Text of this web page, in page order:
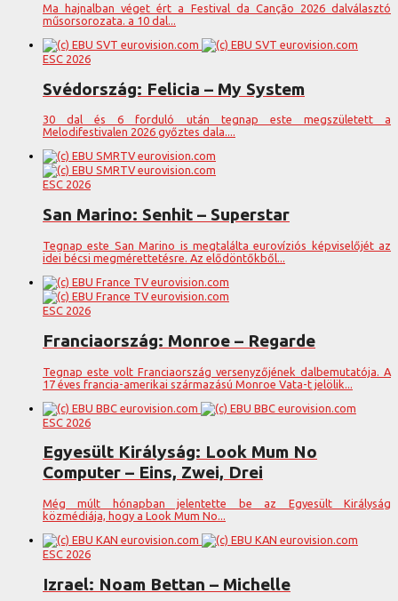
Ma hajnalban véget ért a Festival da Canção 2026 dalválasztó
műsorsorozata. a 10 dal...
ESC 2026
Svédország: Felicia – My System
30 dal és 6 forduló után tegnap este megszületett a
Melodifestivalen 2026 győztes dala....
ESC 2026
San Marino: Senhit – Superstar
Tegnap este San Marino is megtalálta eurovíziós képviselőjét az
idei bécsi megmérettetésre. Az elődöntőkből...
ESC 2026
Franciaország: Monroe – Regarde
Tegnap este volt Franciaország versenyzőjének dalbemutatója. A
17 éves francia-amerikai származású Monroe Vata-t jelölik...
ESC 2026
Egyesült Királyság: Look Mum No
Computer – Eins, Zwei, Drei
Még múlt hónapban jelentette be az Egyesült Királyság
közmédiája, hogy a Look Mum No...
ESC 2026
Izrael: Noam Bettan – Michelle